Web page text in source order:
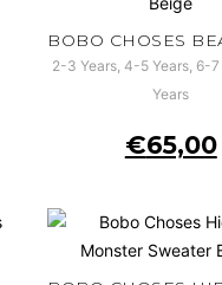
2-3 Years, 4-5 Years, 6-
Years
€65,00